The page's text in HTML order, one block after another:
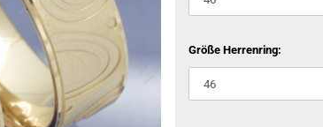
Größe Herrenring: